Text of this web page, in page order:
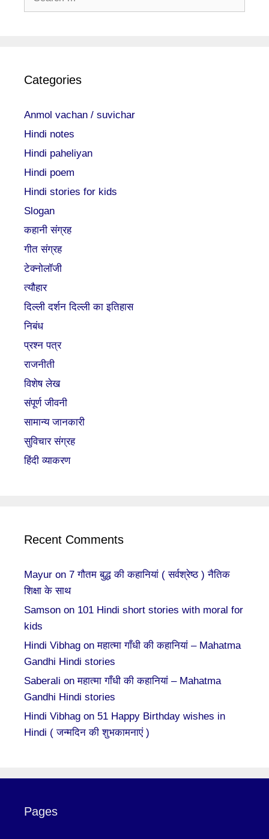
Categories
Anmol vachan / suvichar
Hindi notes
Hindi paheliyan
Hindi poem
Hindi stories for kids
Slogan
कहानी संग्रह
गीत संग्रह
टेक्नोलॉजी
त्यौहार
दिल्ली दर्शन दिल्ली का इतिहास
निबंध
प्रश्न पत्र
राजनीती
विशेष लेख
संपूर्ण जीवनी
सामान्य जानकारी
सुविचार संग्रह
हिंदी व्याकरण
Recent Comments
Mayur on 7 गौतम बुद्ध की कहानियां ( सर्वश्रेष्ठ ) नैतिक
शिक्षा के साथ
Samson on 101 Hindi short stories with moral for
kids
Hindi Vibhag onमहात्मा गाँधी की कहानियां – Mahatma
Gandhi Hindi stories
Saberali onमहात्मा गाँधी की कहानियां – Mahatma
Gandhi Hindi stories
Hindi Vibhag on 51 Happy Birthday wishes in
Hindi ( जन्मदिन की शुभकामनाएं )
Pages